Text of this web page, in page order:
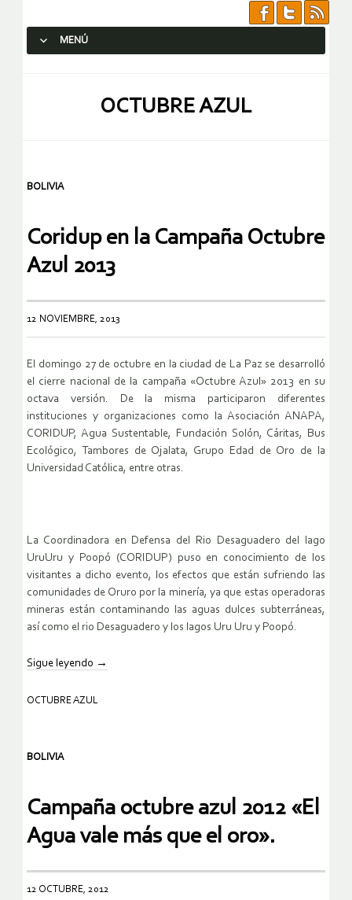
MENÚ
OCTUBRE AZUL
BOLIVIA
Coridup en la Campaña Octubre
Azul 2013
12 NOVIEMBRE, 2013
El domingo 27 de octubre en la ciudad de La Paz se desarrolló
el cierre nacional de la campaña «Octubre Azul» 2013 en su
octava versión. De la misma participaron diferentes
instituciones y organizaciones como la Asociación ANAPA,
CORIDUP, Agua Sustentable, Fundación Solón, Cáritas, Bus
Ecológico, Tambores de Ojalata, Grupo Edad de Oro de la
Universidad Católica, entre otras.
La Coordinadora en Defensa del Rio Desaguadero del lago
UruUru y Poopó (CORIDUP) puso en conocimiento de los
visitantes a dicho evento, los efectos que están sufriendo las
comunidades de Oruro por la minería, ya que estas operadoras
mineras están contaminando las aguas dulces subterráneas,
así como el rio Desaguadero y los lagos Uru Uru y Poopó.
Sigue leyendo →
OCTUBRE AZUL
BOLIVIA
Campaña octubre azul 2012 «El
Agua vale más que el oro».
12 OCTUBRE, 2012